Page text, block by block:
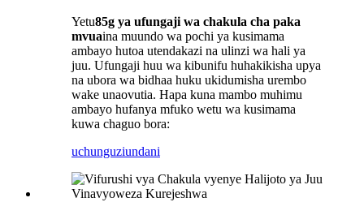
Yetu85g ya ufungaji wa chakula cha paka
mvuaina muundo wa pochi ya kusimama
ambayo hutoa utendakazi na ulinzi wa hali ya
juu. Ufungaji huu wa kibunifu huhakikisha upya
na ubora wa bidhaa huku ukidumisha urembo
wake unaovutia. Hapa kuna mambo muhimu
ambayo hufanya mfuko wetu wa kusimama
kuwa chaguo bora:
uchunguziundani